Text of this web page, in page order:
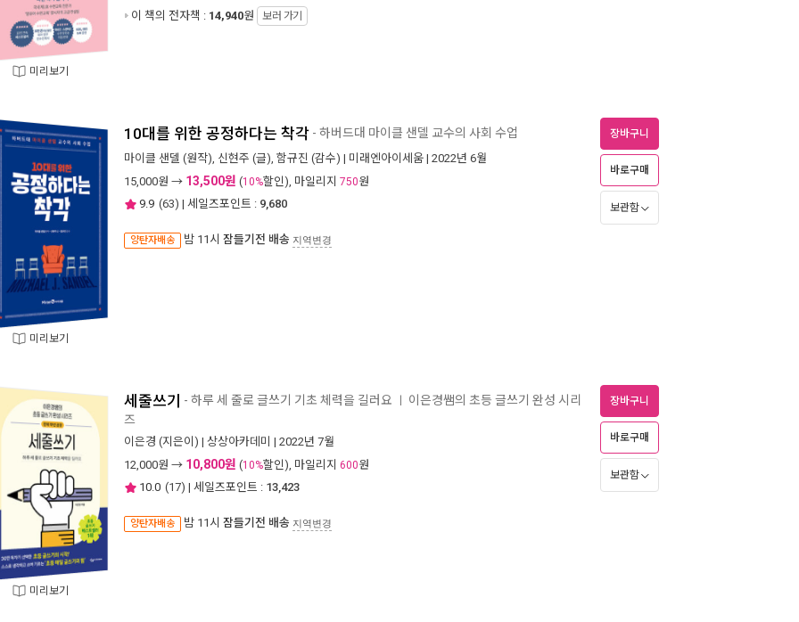
미리보기
이 책의 전자책 : 14,940원 보러 가기
미리보기
10대를 위한 공정하다는 착각 - 하버드대 마이클 샌델 교수의 사회 수업
마이클 샌델 (원작), 신현주 (글), 함규진 (감수) | 미래엔아이세움 | 2022년 6월
15,000원 → 13,500원 (10%할인), 마일리지 750원
9.9 (63) | 세일즈포인트 : 9,680
양탄자배송 밤 11시 잠들기전 배송 지역변경
장바구니
바로구매
보관함
미리보기
세줄쓰기 - 하루 세 줄로 글쓰기 기초 체력을 길러요 이은경쌤의 초등 글쓰기 완성 시리
즈
이은경 (지은이) | 상상아카데미 | 2022년 7월
12,000원 → 10,800원 (10%할인), 마일리지 600원
10.0 (17) | 세일즈포인트 : 13,423
양탄자배송 밤 11시 잠들기전 배송 지역변경
장바구니
바로구매
보관함